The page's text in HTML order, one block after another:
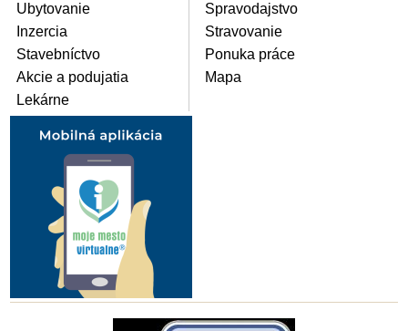
Ubytovanie
Inzercia
Stavebníctvo
Akcie a podujatia
Lekárne
Spravodajstvo
Stravovanie
Ponuka práce
Mapa